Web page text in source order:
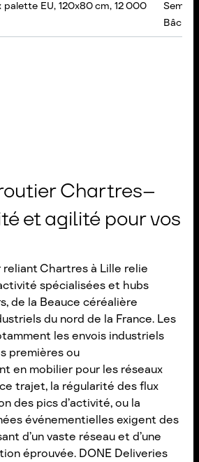
palette EU, 120x80 cm, 12 000
Semi-
Bâché
Chartres–
et agilité pour vos
Chartres à Lille relie
spécialisées et hubs
de la Beauce céréalière
du nord de la France. Les
les envois industriels
premières ou
en mobilier pour les réseaux
trajet, la régularité des flux
des pics d’activité, ou la
événementielles exigent des
d’un vaste réseau et d’une
éprouvée. DONE Deliveries